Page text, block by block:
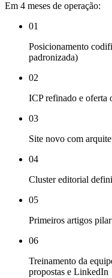
Em 4 meses de operação:
01
Posicionamento
padronizada)
02
ICP refinado e oferta
03
Site novo com
04
Cluster editorial
05
Primeiros artigos
06
Treinamento da
propostas e LinkedIn